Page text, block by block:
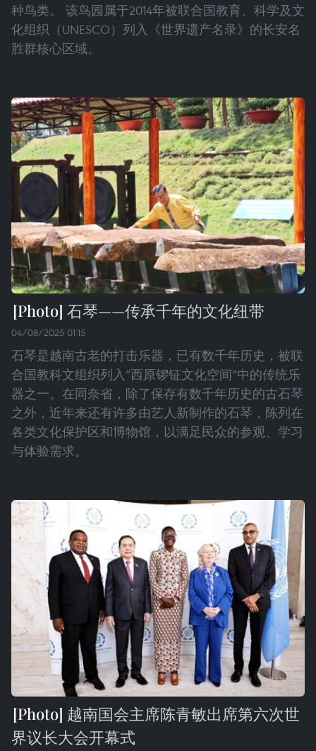
种鸟类。 该鸟园属于2014年被联合国教育、科学及文
化组织（UNESCO）列入《世界遗产名录》的长安名
胜群核心区域。
石琴——传承千年的文化纽带
04/08/2025 01:15
石琴是越南古老的打击乐器，已有数千年历史，被联
合国教科文组织列入“西原锣钲文化空间”中的传统乐
器之一。在同奈省，除了保存有数千年历史的古石琴
之外，近年来还有许多由艺人新制作的石琴，陈列在
各类文化保护区和博物馆，以满足民众的参观、学习
与体验需求。
越南国会主席陈青敏出席第六次世
界议长大会开幕式